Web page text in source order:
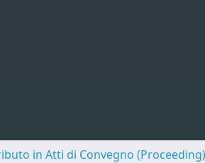
in Atti di Convegno (Proceeding)